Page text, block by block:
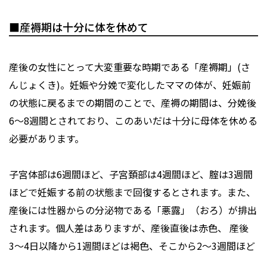
■産褥期は十分に体を休めて
産後の女性にとって大変重要な時期である「産褥期」(さ
んじょくき)。妊娠や分娩で変化したママの体が、妊娠前
の状態に戻るまでの期間のことで、産褥の期間は、分娩後
6～8週間とされており、このあいだは十分に母体を休める
必要があります。
子宮体部は6週間ほど、子宮頚部は4週間ほど、腟は3週間
ほどで妊娠する前の状態まで回復するとされます。また、
産後には性器からの分泌物である「悪露」（おろ）が排出
されます。個人差はありますが、産後直後は赤色、 産後
3〜4日以降から1週間ほどは褐色、そこから2〜3週間ほど